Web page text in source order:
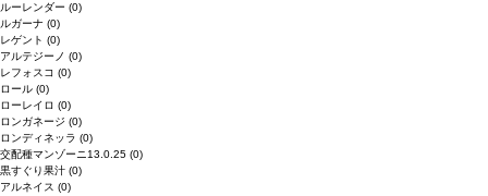
ルーレンダー (0)
ルガーナ (0)
レゲント (0)
アルテジーノ (0)
レフォスコ (0)
ロール (0)
ローレイロ (0)
ロンガネージ (0)
ロンディネッラ (0)
交配種マンゾーニ13.0.25 (0)
黒すぐり果汁 (0)
アルネイス (0)